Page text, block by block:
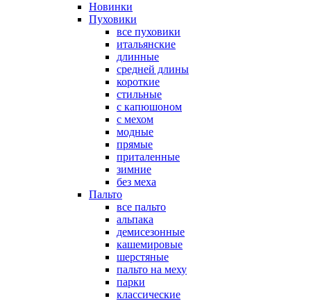
Новинки
Пуховики
все пуховики
итальянские
длинные
средней длины
короткие
стильные
с капюшоном
с мехом
модные
прямые
приталенные
зимние
без меха
Пальто
все пальто
альпака
демисезонные
кашемировые
шерстяные
пальто на меху
парки
классические